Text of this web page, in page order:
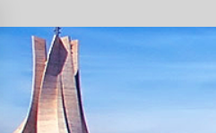
to
content